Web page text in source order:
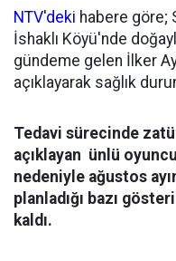
NTV'deki habere göre;
İshaklı Köyü'nde
gündeme gelen İlker
açıklayarak sağlık
Tedavi sürecinde
açıklayan ünlü
nedeniyle ağustos
planladığı bazı
kaldı.